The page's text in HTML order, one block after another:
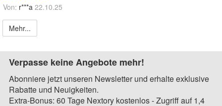
Von: r***a 22.10.25
Mehr...
Verpasse keine Angebote mehr!
Abonniere jetzt unseren Newsletter und erhalte exklusive
Rabatte und Neuigkeiten.
Extra-Bonus: 60 Tage Nextory kostenlos - Zugriff auf 1,4